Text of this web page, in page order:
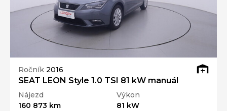
Ročník 2016
SEAT LEON Style 1.0 TSI 81 kW manuál
Nájezd
160 873 km
Výkon
81 kW